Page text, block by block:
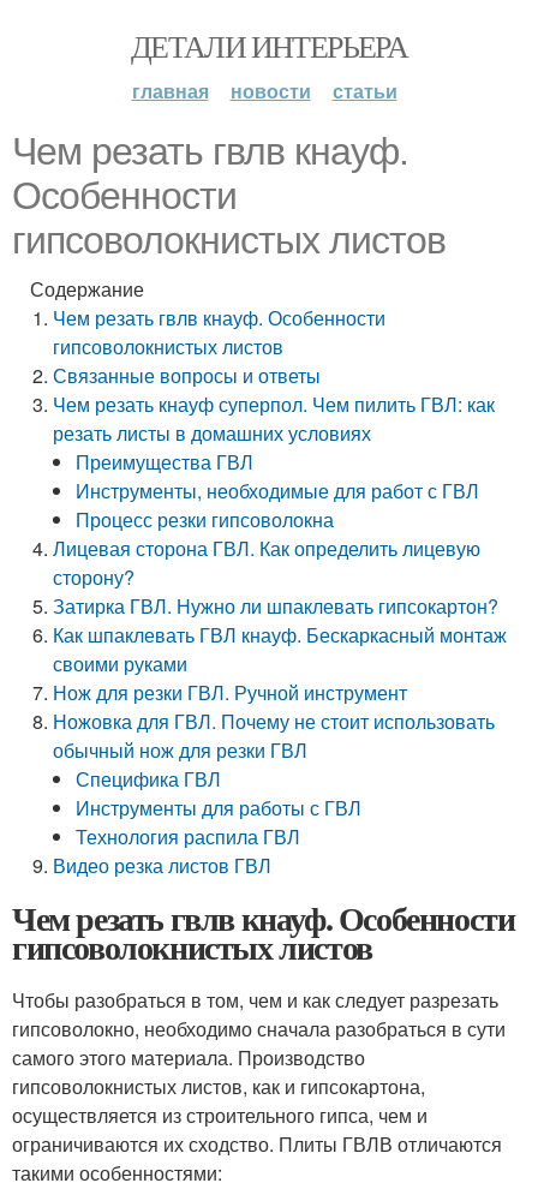
ДЕТАЛИ ИНТЕРЬЕРА
главная новости статьи
Чем резать гвлв кнауф.
Особенности
гипсоволокнистых листов
Содержание
Чем резать гвлв кнауф. Особенности
гипсоволокнистых листов
Связанные вопросы и ответы
Чем резать кнауф суперпол. Чем пилить ГВЛ: как
резать листы в домашних условиях
Преимущества ГВЛ
Инструменты, необходимые для работ с ГВЛ
Процесс резки гипсоволокна
Лицевая сторона ГВЛ. Как определить лицевую
сторону?
Затирка ГВЛ. Нужно ли шпаклевать гипсокартон?
Как шпаклевать ГВЛ кнауф. Бескаркасный монтаж
своими руками
Нож для резки ГВЛ. Ручной инструмент
Ножовка для ГВЛ. Почему не стоит использовать
обычный нож для резки ГВЛ
Специфика ГВЛ
Инструменты для работы с ГВЛ
Технология распила ГВЛ
Видео резка листов ГВЛ
Чем резать гвлв кнауф. Особенности
гипсоволокнистых листов
Чтобы разобраться в том, чем и как следует разрезать
гипсоволокно, необходимо сначала разобраться в сути
самого этого материала. Производство
гипсоволокнистых листов, как и гипсокартона,
осуществляется из строительного гипса, чем и
ограничиваются их сходство. Плиты ГВЛВ отличаются
такими особенностями: